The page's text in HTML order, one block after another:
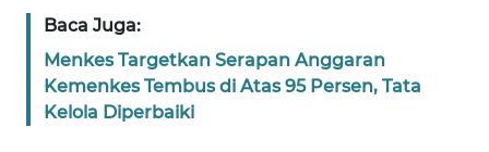
Baca Juga:
Menkes Targetkan Serapan Anggaran
Kemenkes Tembus di Atas 95 Persen, Tata
Kelola Diperbaiki
WN
JAKARTA